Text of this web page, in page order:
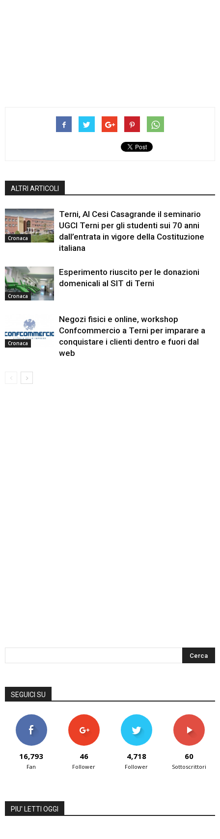
ALTRI ARTICOLI
Cronaca
Terni, Al Cesi Casagrande il seminario
UGCI Terni per gli studenti sui 70 anni
dall’entrata in vigore della Costituzione
italiana
Cronaca
Esperimento riuscito per le donazioni
domenicali al SIT di Terni
Cronaca
Negozi fisici e online, workshop
Confcommercio a Terni per imparare a
conquistare i clienti dentro e fuori dal
web
SEGUICI SU
16,793
Fan
46
Follower
4,718
Follower
60
Sottoscrittori
PIU' LETTI OGGI